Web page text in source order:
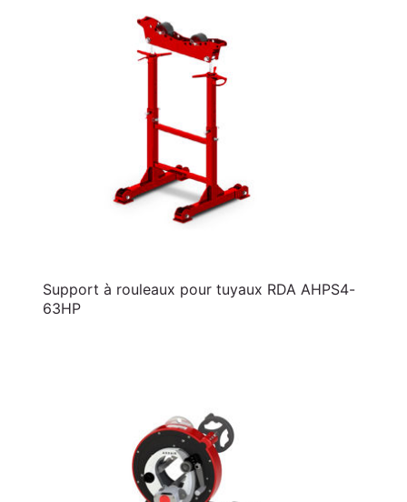
Support à rouleaux pour tuyaux RDA AHPS4-
63HP